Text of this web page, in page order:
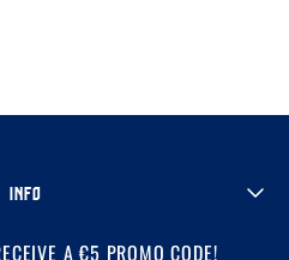
INFO
A €5 PROMO CODE!